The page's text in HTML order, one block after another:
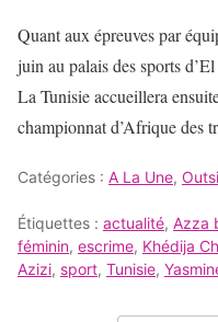
Quant aux épreuves par
juin au palais des sports
La Tunisie accueillera
championnat d’Afrique des
Catégories : A La Une,
Étiquettes : actualité, Azza
féminin, escrime, Khédija
Azizi, sport, Tunisie,